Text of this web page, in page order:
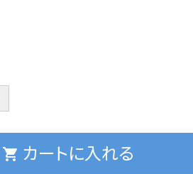
shopping_cart カートに入れる